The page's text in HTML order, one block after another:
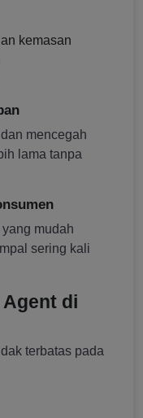
kemasan
mencegah
lama tanpa
mudah
sering kali
di
terbatas pada